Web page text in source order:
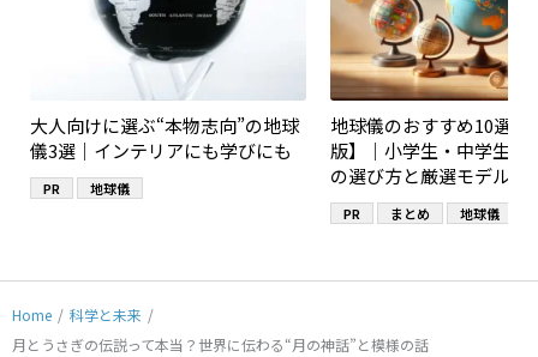
大人向けに選ぶ“本物志向”の地球
儀3選｜インテリアにも学びにも
PR 地球儀
地球儀のおすすめ10選【
版】｜小学生・中学生・
の選び方と厳選モデル
PR まとめ 地球儀
Home / 科学と未来 /
月とうさぎの伝説って本当？世界に伝わる“月の神話”と模様の話